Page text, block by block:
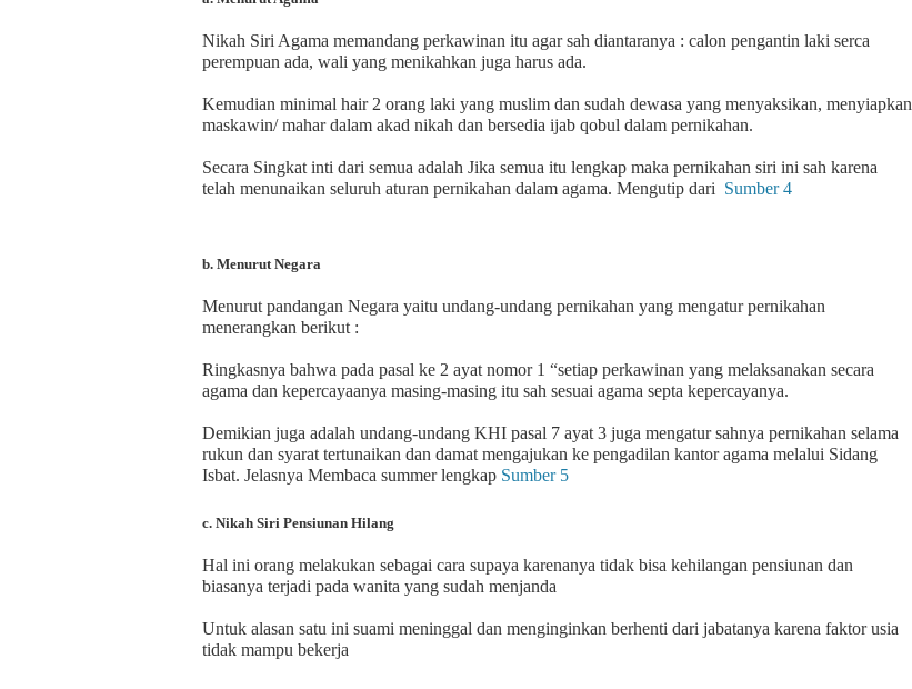
Nikah Siri Agama memandang perkawinan itu agar sah diantaranya : calon pengantin laki serca
perempuan ada, wali yang menikahkan juga harus ada.
Kemudian minimal hair 2 orang laki yang muslim dan sudah dewasa yang menyaksikan, menyiapkan
maskawin/ mahar dalam akad nikah dan bersedia ijab qobul dalam pernikahan.
Secara Singkat inti dari semua adalah Jika semua itu lengkap maka pernikahan siri ini sah karena
telah menunaikan seluruh aturan pernikahan dalam agama. Mengutip dari Sumber 4
b. Menurut Negara
Menurut pandangan Negara yaitu undang-undang pernikahan yang mengatur pernikahan
menerangkan berikut :
Ringkasnya bahwa pada pasal ke 2 ayat nomor 1 “setiap perkawinan yang melaksanakan secara
agama dan kepercayaanya masing-masing itu sah sesuai agama septa kepercayanya.
Demikian juga adalah undang-undang KHI pasal 7 ayat 3 juga mengatur sahnya pernikahan selama
rukun dan syarat tertunaikan dan damat mengajukan ke pengadilan kantor agama melalui Sidang
Isbat. Jelasnya Membaca summer lengkap Sumber 5
c. Nikah Siri Pensiunan Hilang
Hal ini orang melakukan sebagai cara supaya karenanya tidak bisa kehilangan pensiunan dan
biasanya terjadi pada wanita yang sudah menjanda
Untuk alasan satu ini suami meninggal dan menginginkan berhenti dari jabatanya karena faktor usia
tidak mampu bekerja